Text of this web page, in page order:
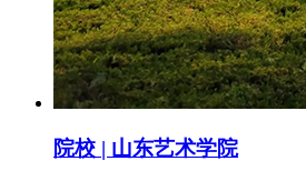
院校 | 山东艺术学院